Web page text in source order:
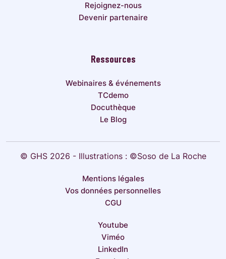
Rejoignez-nous
Devenir partenaire
Ressources
Webinaires & événements
TCdemo
Docuthèque
Le Blog
© GHS 2026 - Illustrations : ©Soso de La Roche
Mentions légales
Vos données personnelles
CGU
Youtube
Viméo
LinkedIn